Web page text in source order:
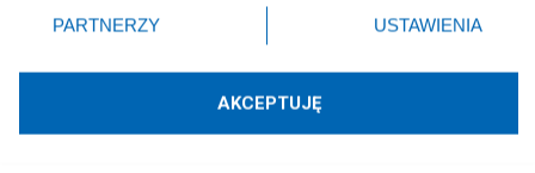
Technologię dostarcza:W3media.pl
zmienić/wycofać klikając przycisk ustawień prywatności
znajdujący się w lewym dolnym rogu strony
rodzaje przetwarzania danych nie wymagają zgody
użytkownika, ale masz prawo sprzeciwić się takiemu
przetwarzaniu. Preferencje będą miały zastosowania tylko
PARTNERZY USTAWIENIA
AKCEPTUJĘ